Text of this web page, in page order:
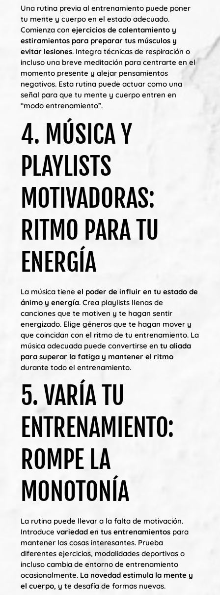
Una rutina previa al entrenamiento puede poner
tu mente y cuerpo en el estado adecuado.
Comienza con ejercicios de calentamiento y
estiramientos para preparar tus músculos y
evitar lesiones. Integra técnicas de respiración o
incluso una breve meditación para centrarte en el
momento presente y alejar pensamientos
negativos. Esta rutina puede actuar como una
señal para que tu mente y cuerpo entren en
“modo entrenamiento”.
4. MÚSICA Y
PLAYLISTS
MOTIVADORAS:
RITMO PARA TU
ENERGÍA
La música tiene el poder de influir en tu estado de
ánimo y energía. Crea playlists llenas de
canciones que te motiven y te hagan sentir
energizado. Elige géneros que te hagan mover y
que coincidan con el ritmo de tu entrenamiento. La
música adecuada puede convertirse en tu aliada
para superar la fatiga y mantener el ritmo
durante todo el entrenamiento.
5. VARÍA TU
ENTRENAMIENTO:
ROMPE LA
MONOTONÍA
La rutina puede llevar a la falta de motivación.
Introduce variedad en tus entrenamientos para
mantener las cosas interesantes. Prueba
diferentes ejercicios, modalidades deportivas o
incluso cambia de entorno de entrenamiento
ocasionalmente. La novedad estimula la mente y
el cuerpo, y te desafía de formas nuevas.